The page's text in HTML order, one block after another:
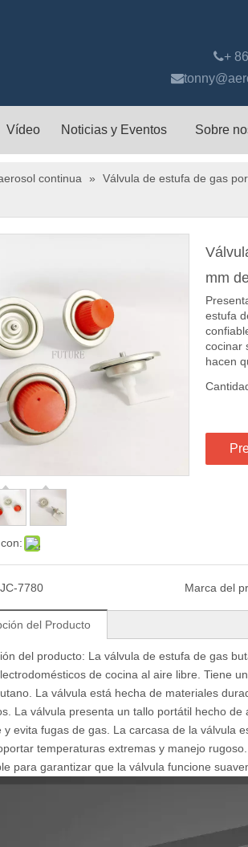
+

Vídeo Noticias y Eventos Sobre
continua » Válvula de estufa de gas
mm
estufa
cocinar
hacen
JC-7780 Marca del
del Producto
del producto: La válvula de estufa de gas
de cocina al aire libre. Tiene
La válvula está hecha de materiales
La válvula presenta un tallo portátil hecho
y evita fugas de gas. La carcasa de la válvula
temperaturas extremas y manejo
para garantizar que la válvula funcione